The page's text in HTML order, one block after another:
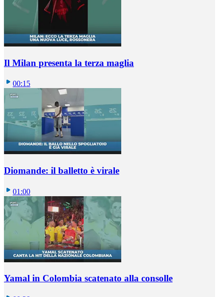
Il Milan presenta la terza maglia
00:15
Diomande: il balletto è virale
01:00
Yamal in Colombia scatenato alla consolle